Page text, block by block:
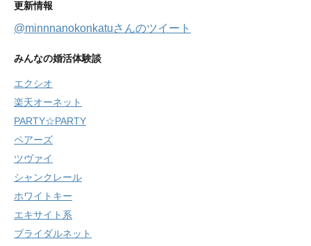
更新情報
@minnnanokonkatuさんのツイート
みんなの婚活体験談
エクシオ
楽天オーネット
PARTY☆PARTY
ペアーズ
ツヴァイ
シャンクレール
ホワイトキー
エキサイト系
ブライダルネット